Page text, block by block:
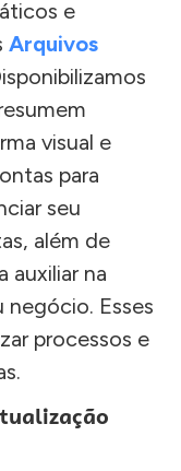
e
Arquivos
visual e
para
seu
além de
auxiliar na
Esses
processos e